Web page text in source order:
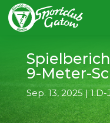
9-Meter-
Sep. 13, 2025|